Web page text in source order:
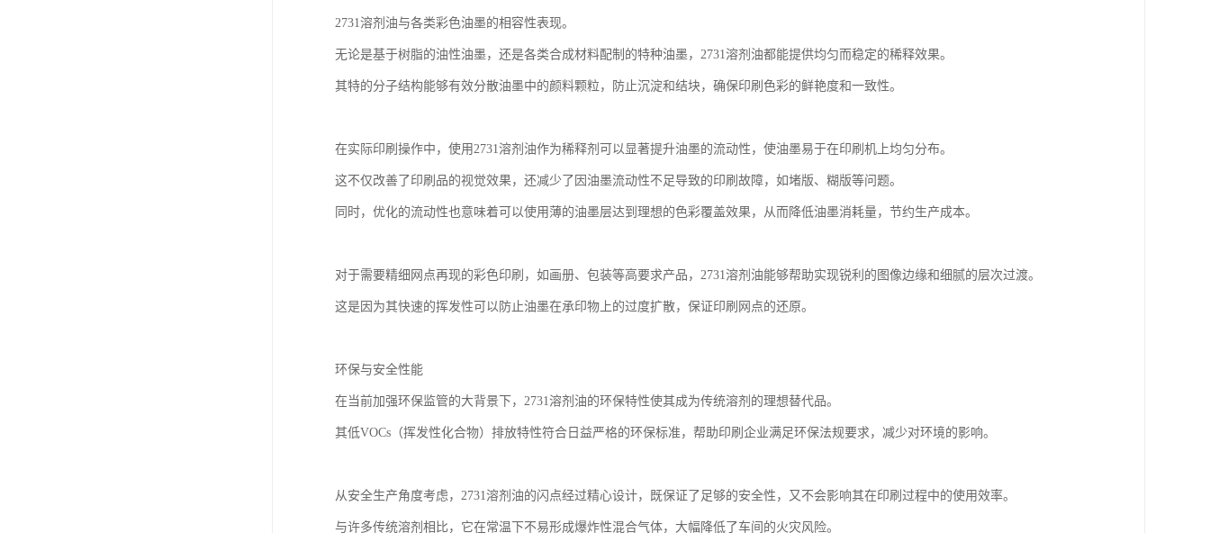
2731溶剂油与各类彩色油墨的相容性表现。
无论是基于树脂的油性油墨，还是各类合成材料配制的特种油墨，2731溶剂油都能提供均匀而稳定的稀释效果。
其特的分子结构能够有效分散油墨中的颜料颗粒，防止沉淀和结块，确保印刷色彩的鲜艳度和一致性。
在实际印刷操作中，使用2731溶剂油作为稀释剂可以显著提升油墨的流动性，使油墨易于在印刷机上均匀分布。
这不仅改善了印刷品的视觉效果，还减少了因油墨流动性不足导致的印刷故障，如堵版、糊版等问题。
同时，优化的流动性也意味着可以使用薄的油墨层达到理想的色彩覆盖效果，从而降低油墨消耗量，节约生产成本。
对于需要精细网点再现的彩色印刷，如画册、包装等高要求产品，2731溶剂油能够帮助实现锐利的图像边缘和细腻的层次过渡。
这是因为其快速的挥发性可以防止油墨在承印物上的过度扩散，保证印刷网点的还原。
环保与安全性能
在当前加强环保监管的大背景下，2731溶剂油的环保特性使其成为传统溶剂的理想替代品。
其低VOCs（挥发性化合物）排放特性符合日益严格的环保标准，帮助印刷企业满足环保法规要求，减少对环境的影响。
从安全生产角度考虑，2731溶剂油的闪点经过精心设计，既保证了足够的安全性，又不会影响其在印刷过程中的使用效率。
与许多传统溶剂相比，它在常温下不易形成爆炸性混合气体，大幅降低了车间的火灾风险。